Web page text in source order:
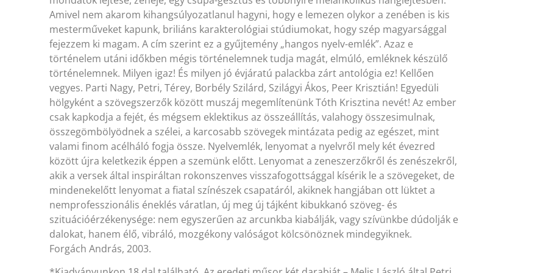
Amivel nem akarom kihangsúlyozatlanul hagyni, hogy e lemezen olykor a zenében is kis
mesterműveket kapunk, briliáns karakterológiai stúdiumokat, hogy szép magyarsággal
fejezzem ki magam. A cím szerint ez a gyűjtemény „hangos nyelv-emlék”. Azaz e
történelem utáni időkben mégis történelemnek tudja magát, elmúló, emléknek készülő
történelemnek. Milyen igaz! És milyen jó évjáratú palackba zárt antológia ez! Kellően
vegyes. Parti Nagy, Petri, Térey, Borbély Szilárd, Szilágyi Ákos, Peer Krisztián! Egyedüli
hölgyként a szövegszerzők között muszáj megemlítenünk Tóth Krisztina nevét! Az ember
csak kapkodja a fejét, és mégsem eklektikus az összeállítás, valahogy összesimulnak,
összegömbölyödnek a szélei, a karcosabb szövegek mintázata pedig az egészet, mint
valami finom acélháló fogja össze. Nyelvemlék, lenyomat a nyelvről mely két évezred
között újra keletkezik éppen a szemünk előtt. Lenyomat a zeneszerzőkről és zenészekről,
akik a versek által inspiráltan rokonszenves visszafogottsággal kísérik le a szövegeket, de
mindenekelőtt lenyomat a fiatal színészek csapatáról, akiknek hangjában ott lüktet a
nemprofesszionális éneklés váratlan, új meg új tájként kibukkanó szöveg- és
szituációérzékenysége: nem egyszerűen az arcunkba kiabálják, vagy szívünkbe dúdolják e
dalokat, hanem élő, vibráló, mozgékony valóságot kölcsönöznek mindegyiknek.
Forgách András, 2003.